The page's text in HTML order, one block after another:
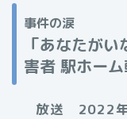
事件の涙
「あなたが
害者 駅ホーム
放送 2022年